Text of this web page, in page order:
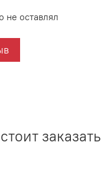
не оставлял